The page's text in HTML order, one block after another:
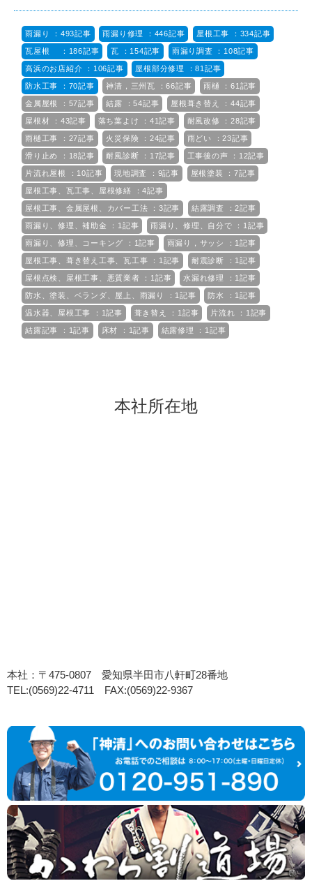
雨漏り ：493記事 雨漏り修理 ：446記事 屋根工事 ：334記事
瓦屋根 ：186記事 瓦 ：154記事 雨漏り調査 ：108記事
高浜のお店紹介 ：106記事 屋根部分修理 ：81記事
防水工事 ：70記事 神清，三州瓦 ：66記事 雨樋 ：61記事
金属屋根 ：57記事 結露 ：54記事 屋根葺き替え ：44記事
屋根材 ：43記事 落ち葉よけ ：41記事 耐風改修 ：28記事
雨樋工事 ：27記事 火災保険 ：24記事 雨どい ：23記事
滑り止め ：18記事 耐風診断 ：17記事 工事後の声 ：12記事
片流れ屋根 ：10記事 現地調査 ：9記事 屋根塗装 ：7記事
屋根工事、瓦工事、屋根修繕 ：4記事
屋根工事、金属屋根、カバー工法 ：3記事 結露調査 ：2記事
雨漏り、修理、補助金 ：1記事 雨漏り、修理、自分で ：1記事
雨漏り、修理、コーキング ：1記事 雨漏り，サッシ ：1記事
屋根工事、葺き替え工事、瓦工事 ：1記事 耐震診断 ：1記事
屋根点検、屋根工事、悪質業者 ：1記事 水漏れ修理 ：1記事
防水、塗装、ベランダ、屋上、雨漏り ：1記事 防水 ：1記事
温水器、屋根工事 ：1記事 葺き替え ：1記事 片流れ ：1記事
結露記事 ：1記事 床材 ：1記事 結露修理 ：1記事
本社所在地
本社：〒475-0807 愛知県半田市八軒町28番地
TEL:(0569)22-4711 FAX:(0569)22-9367